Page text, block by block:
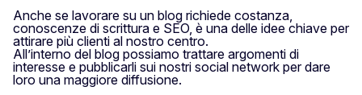
Anche se lavorare su un blog richiede costanza,
conoscenze di scrittura e SEO, è una delle idee chiave per
attirare più clienti al nostro centro.
All’interno del blog possiamo trattare argomenti di
interesse e pubblicarli sui nostri social network per dare
loro una maggiore diffusione.